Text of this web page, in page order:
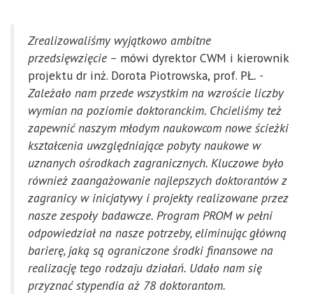
Zrealizowaliśmy wyjątkowo ambitne
przedsięwzięcie – mówi dyrektor CWM i kierownik
projektu dr inż. Dorota Piotrowska, prof. PŁ. -
Zależało nam przede wszystkim na wzroście liczby
wymian na poziomie doktoranckim. Chcieliśmy też
zapewnić naszym młodym naukowcom nowe ścieżki
kształcenia uwzględniające pobyty naukowe w
uznanych ośrodkach zagranicznych. Kluczowe było
również zaangażowanie najlepszych doktorantów z
zagranicy w inicjatywy i projekty realizowane przez
nasze zespoły badawcze. Program PROM w pełni
odpowiedział na nasze potrzeby, eliminując główną
barierę, jaką są ograniczone środki finansowe na
realizację tego rodzaju działań. Udało nam się
przyznać stypendia aż 78 doktorantom.